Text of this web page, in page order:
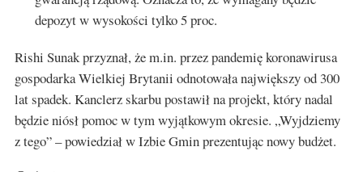
depozyt w wysokości tylko 5 proc.
Rishi Sunak przyznał, że m.in. przez pandemię koronawirusa
gospodarka Wielkiej Brytanii odnotowała największy od 300
lat spadek. Kanclerz skarbu postawił na projekt, który nadal
będzie niósł pomoc w tym wyjątkowym okresie. „Wyjdziemy
z tego” – powiedział w Izbie Gmin prezentując nowy budżet.